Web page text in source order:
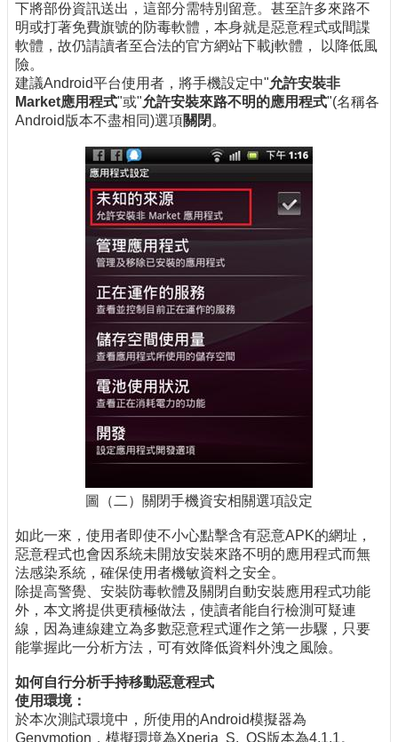
下將部份資訊送出，這部分需特別留意。甚至許多來路不
明或打著免費旗號的防毒軟體，本身就是惡意程式或間諜
軟體，故仍請讀者至合法的官方網站下載j軟體， 以降低風
險。
建議Android平台使用者，將手機設定中"允許安裝非
Market應用程式"或"允許安裝來路不明的應用程式"(名稱各
Android版本不盡相同)選項關閉 。
圖（二）關閉手機資安相關選項設定
如此一來，使用者即使不小心點擊含有惡意APK的網址，
惡意程式也會因系統未開放安裝來路不明的應用程式而無
法感染系統，確保使用者機敏資料之安全。
除提高警覺、安裝防毒軟體及關閉自動安裝應用程式功能
外，本文將提供更積極做法，使讀者能自行檢測可疑連
線，因為連線建立為多數惡意程式運作之第一步驟，只要
能掌握此一分析方法，可有效降低資料外洩之風險。
如何自行分析手持移動惡意程式
使用環境：
於本次測試環境中，所使用的Android模擬器為
Genymotion，模擬環境為Xperia S, OS版本為4.1.1。